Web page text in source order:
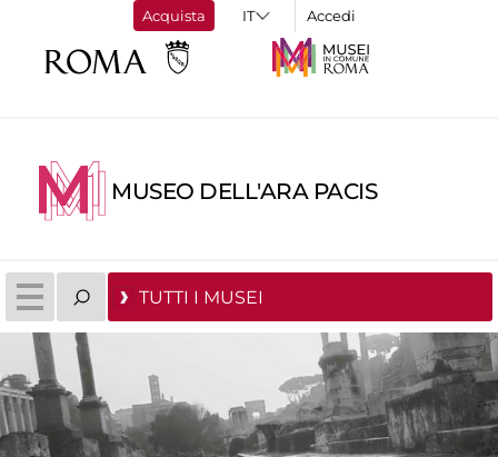
Acquista Accedi
MUSEO DELL'ARA PACIS
TUTTI I MUSEI